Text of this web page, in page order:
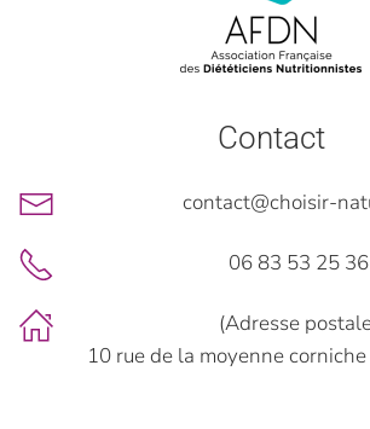
Contact
contact@choisir-
06 83 53 25 36
(Adresse
10 rue de la moyenne